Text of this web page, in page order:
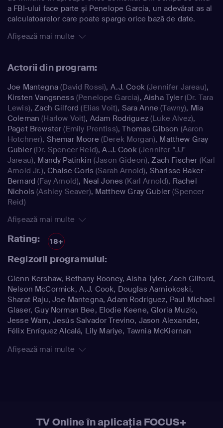
a FBI-ului face parte şi Penelope Garcia, un adevărat as al
calculatoarelor care poate sparge orice bază de date.
Afișează mai multe
Actorii din program:
Joe Mantegna(David Rossi), A.J. Cook(Jennifer Jareau),
Kirsten Vangsness (Penelope Garcia), Aisha Tyler(Dr. Tara
Lewis),Zach Gilford (Elias Voit), Sara Anne (Tawny), Mia
Coleman (Harlow Voit), Adam Rodriguez(Luke Alvez),
Paget Brewster (Emily Prentiss),Thomas Gibson (Aaron
Hotchner), Shemar Moore (Derek Morgan), Matthew Gray
Gubler(Dr. Spencer Reid),A.J. Cook(Jennifer "JJ"
Jareau), Mandy Patinkin (Jason Gideon),Zach Fischer (Karl
Arnold Jr.),Chaise Goris (Sarah Arnold), Sharisse Baker-
Bernard (Fay Arnold), Neal Jones (Karl Arnold), Rachel
Nichols (Ashley Seaver), Matthew Gray Gubler (Spencer
Reid)
Afișează mai multe
Rating: 18+
Regizorii programului:
Glenn Kershaw, Bethany Rooney, Aisha Tyler, Zach Gilford,
Nelson McCormick, A.J. Cook, Douglas Aarniokoski,
Sharat Raju, Joe Mantegna, Adam Rodriguez, Paul Michael
Glaser, Guy Norman Bee, Elodie Keene, Gloria Muzio,
Jesse Warn, Jesús Salvador Trevino, Jason Alexander,
Félix Enríquez Alcalá, Lily Mariye, Tawnia McKiernan
Afișează mai multe
TV Online în aplicația FOCUS+